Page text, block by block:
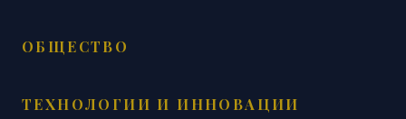
ОБЩЕСТВО
ТЕХНОЛОГИИ И ИННОВАЦИИ